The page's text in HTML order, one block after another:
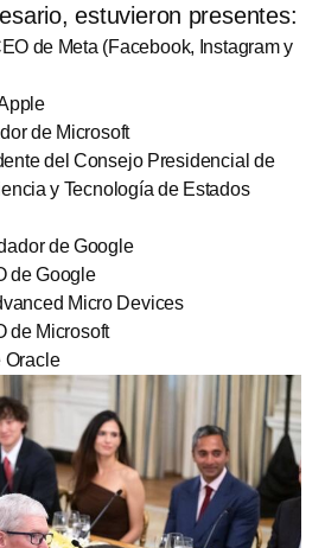
estuvieron presentes:
de Meta (Facebook, Instagram y
de Microsoft
del Consejo Presidencial de
y Tecnología de Estados
de Google
de Google
Micro Devices
de Microsoft
Oracle